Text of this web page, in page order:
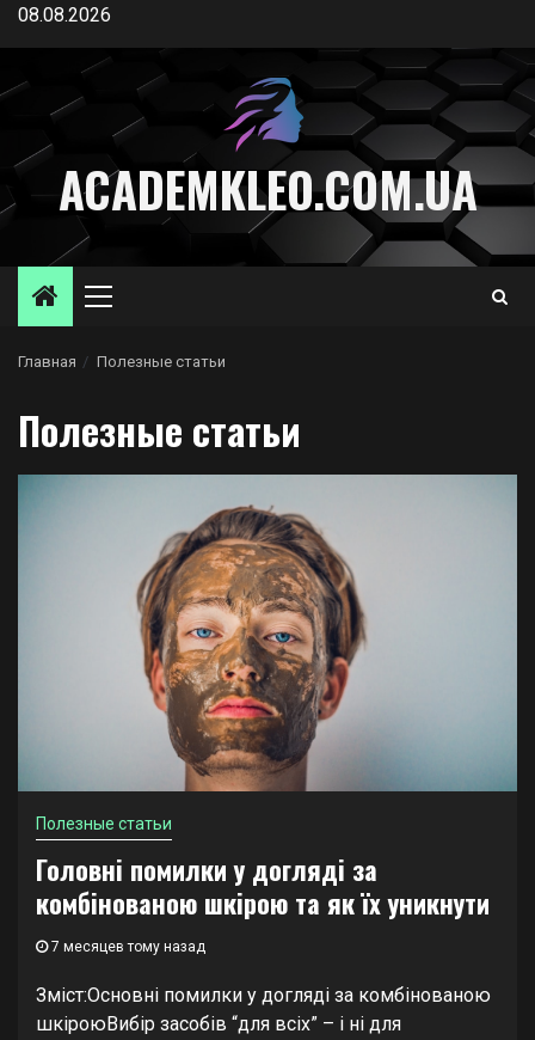
Перейти
содержимому
08.08.2026
ACADEMKLEO.COM.UA
Основное
Главная Полезные статьи
Полезные статьи
Полезные статьи
Головні помилки у догляді за
комбінованою шкірою та як їх уникнути
7 месяцев тому назад
Зміст:Основні помилки у догляді за комбінованою
шкіроюВибір засобів “для всіх” – і ні для